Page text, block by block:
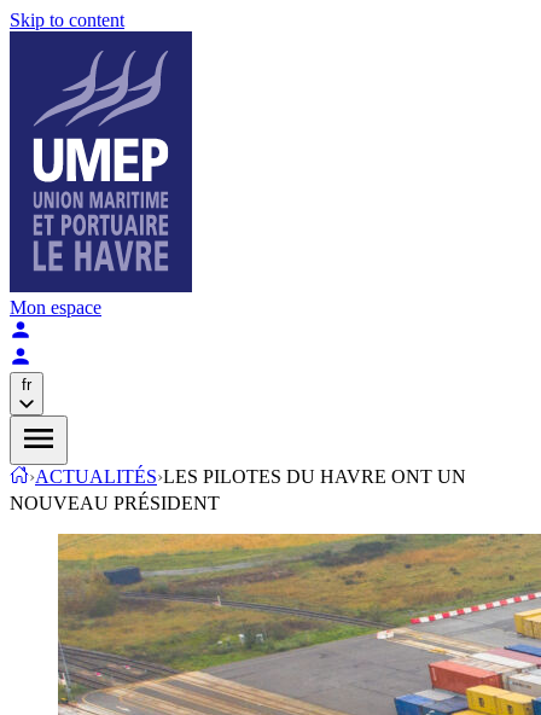
Skip to content
Mon espace
fr
›ACTUALITÉS›LES PILOTES DU HAVRE ONT UN
NOUVEAU PRÉSIDENT